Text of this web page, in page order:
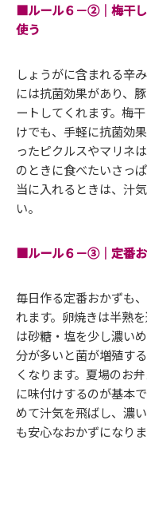
■ルール６－②｜梅干し
使う
しょうがに含まれる辛
には抗菌効果があり、
ートしてくれます。梅
けでも、手軽に抗菌効
ったピクルスやマリネ
のときに食べたいさっ
当に入れるときは、汁
い。
■ルール６－③｜定番お
毎日作る定番おかずも
れます。卵焼きは半熟
は砂糖・塩を少し濃い
分が多いと菌が増殖す
くなります。夏場のお
に味付けするのが基本
めて汁気を飛ばし、濃
も安心なおかずになり